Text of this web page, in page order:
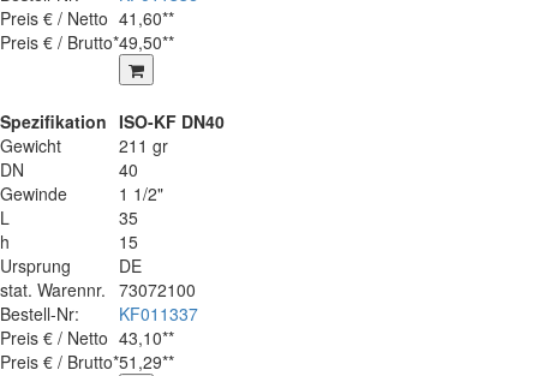
Preis € / Netto 41,60**
Preis € / Brutto*49,50**
Spezifikation ISO-KF DN40
Gewicht
211 gr
DN
40
Gewinde
1 1/2"
L
35
h
15
Ursprung
DE
stat. Warennr. 73072100
Bestell-Nr:
KF011337
Preis € / Netto 43,10**
Preis € / Brutto*51,29**